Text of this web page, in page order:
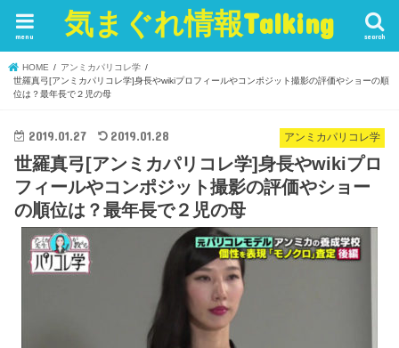
気まぐれ情報Talking search
menu
HOME
アンミカパリコレ学
世羅真弓[アンミカパリコレ学]身長やwikiプロフィールやコンポジット撮影の評価やショーの順
位は？最年長で２児の母
アンミカパリコレ学
2019.01.27 2019.01.28
世羅真弓[アンミカパリコレ学]身長やwikiプロ
フィールやコンポジット撮影の評価やショー
の順位は？最年長で２児の母